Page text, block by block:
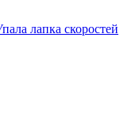
лапка скоростей